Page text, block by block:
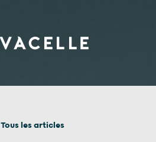
Tous les articles